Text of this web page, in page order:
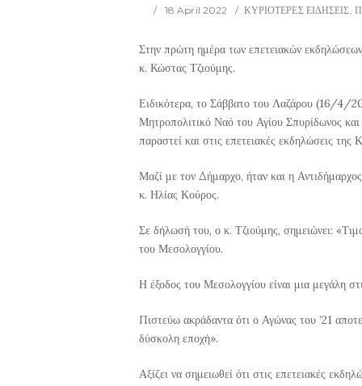
18 April 2022 ΚΥΡΙΟΤΕΡΕΣ ΕΙΔΗΣΕΙΣ,
Στην πρώτη ημέρα των επετειακών
κ. Κώστας Τζιούμης.
Ειδικότερα, το Σάββατο του Λαζάρου (16/4/
Μητροπολιτικό Ναό του Αγίου Σπυρίδωνος
παραστεί και στις επετειακές εκδηλώσεις της
Μαζί με τον Δήμαρχο, ήταν και η
κ. Ηλίας Κούρος.
Σε δήλωσή του, ο κ. Τζιούμης, σημειώνει:
του Μεσολογγίου.
Η έξοδος του Μεσολογγίου είναι μια μεγάλη
Πιστεύω ακράδαντα ότι ο Αγώνας του ’21
δύσκολη εποχή».
Αξίζει να σημειωθεί ότι στις επετειακές